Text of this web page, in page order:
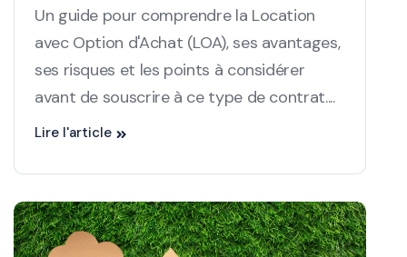
Un guide pour comprendre la Location
avec Option d'Achat (LOA), ses avantages,
ses risques et les points à considérer
avant de souscrire à ce type de contrat....
Lire l'article